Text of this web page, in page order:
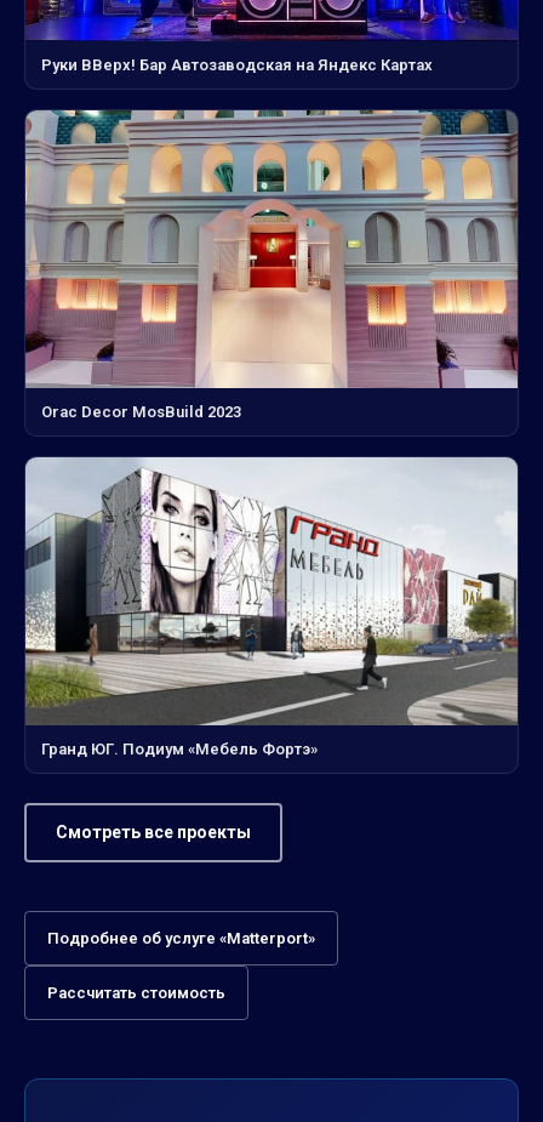
Руки ВВерх! Бар Автозаводская на Яндекс Картах
Orac Decor MosBuild 2023
Гранд ЮГ. Подиум «Мебель Фортэ»
Смотреть все проекты
Подробнее об услуге «Matterport»
Рассчитать стоимость